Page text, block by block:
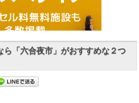
ら「六合夜市」がおすすめな２つ